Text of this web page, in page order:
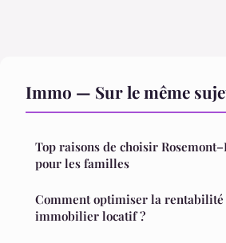
Immo — Sur le même
Top raisons de choisir
pour les familles
Comment optimiser la rentabilité
immobilier locatif ?